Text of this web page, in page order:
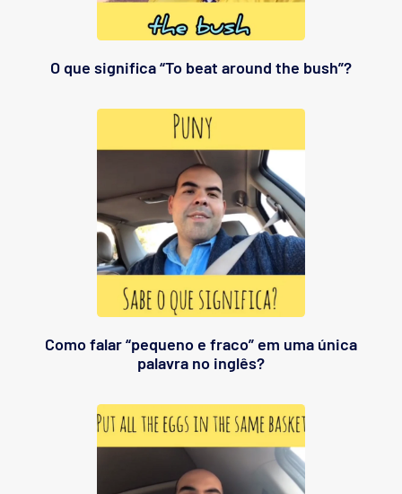
O que significa “To beat around the bush”?
Como falar “pequeno e fraco” em uma única
palavra no inglês?